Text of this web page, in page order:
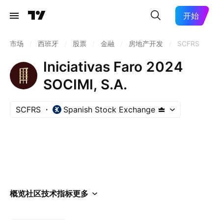
开始
市场 西班牙 股票 金融 房地产开发 SCFRS
Iniciativas Faro 2024
SOCIMI, S.A.
SCFRS Spanish Stock Exchange
概览社区技术指标更多